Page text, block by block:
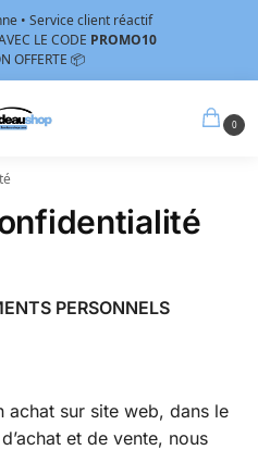
• Service client réactif
LE CODE PROMO10
OFFERTE 📦
0
PERSONNELS
achat sur site web, dans le
et de vente, nous